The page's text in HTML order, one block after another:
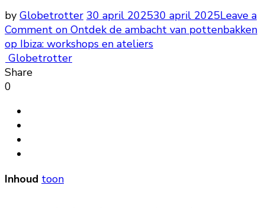
by Globetrotter 30 april 202530 april 2025Leave a
Comment on Ontdek de ambacht van pottenbakken
op Ibiza: workshops en ateliers
Globetrotter
Share
0
Inhoud toon